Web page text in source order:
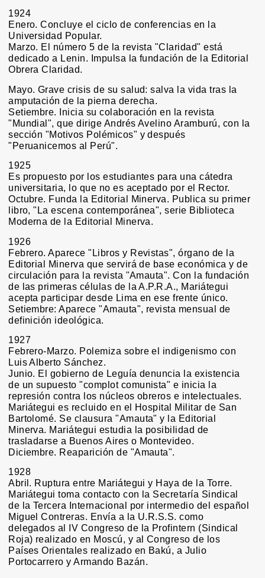
1924
Enero. Concluye el ciclo de conferencias en la
Universidad Popular.
Marzo. El número 5 de la revista "Claridad" está
dedicado a Lenin. Impulsa la fundación de la Editorial
Obrera Claridad.
Mayo. Grave crisis de su salud: salva la vida tras la
amputación de la pierna derecha.
Setiembre. Inicia su colaboración en la revista
"Mundial", que dirige Andrés Avelino Aramburú, con la
sección "Motivos Polémicos" y después
"Peruanicemos al Perú".
1925
Es propuesto por los estudiantes para una cátedra
universitaria, lo que no es aceptado por el Rector.
Octubre. Funda la Editorial Minerva. Publica su primer
libro, "La escena contemporánea", serie Biblioteca
Moderna de la Editorial Minerva.
1926
Febrero. Aparece "Libros y Revistas", órgano de la
Editorial Minerva que servirá de base económica y de
circulación para la revista "Amauta". Con la fundación
de las primeras células de la A.P.R.A., Mariátegui
acepta participar desde Lima en ese frente único.
Setiembre: Aparece "Amauta", revista mensual de
definición ideológica.
1927
Febrero-Marzo. Polemiza sobre el indigenismo con
Luis Alberto Sánchez.
Junio. El gobierno de Leguía denuncia la existencia
de un supuesto "complot comunista" e inicia la
represión contra los núcleos obreros e intelectuales.
Mariátegui es recluido en el Hospital Militar de San
Bartolomé. Se clausura "Amauta" y la Editorial
Minerva. Mariátegui estudia la posibilidad de
trasladarse a Buenos Aires o Montevideo.
Diciembre. Reaparición de "Amauta".
1928
Abril. Ruptura entre Mariátegui y Haya de la Torre.
Mariátegui toma contacto con la Secretaría Sindical
de la Tercera Internacional por intermedio del español
Miguel Contreras. Envía a la U.R.S.S. como
delegados al IV Congreso de la Profintern (Sindical
Roja) realizado en Moscú, y al Congreso de los
Países Orientales realizado en Bakú, a Julio
Portocarrero y Armando Bazán.